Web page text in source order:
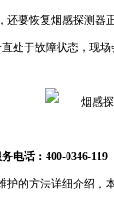
要恢复烟感探测器
处于故障状态，现
话：400-0346-119
的方法详细介绍，